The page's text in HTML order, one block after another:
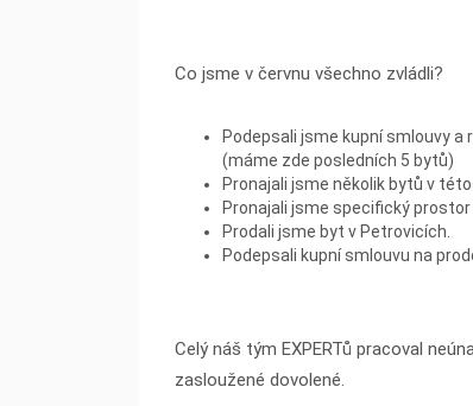
Co jsme v červnu všechno zvládli?
Podepsali jsme kupní smlouvy a
(máme zde posledních 5 bytů)
Pronajali jsme několik bytů v
Pronajali jsme specifický prostor
Prodali jsme byt v Petrovicích.
Podepsali kupní smlouvu na
Celý náš tým EXPERTů pracoval
zasloužené dovolené.